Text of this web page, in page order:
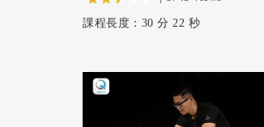
課程長度：30 分 22 秒